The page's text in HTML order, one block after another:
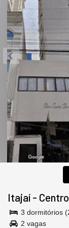
Itajaí - Centro
3 dormitórios
2 vagas